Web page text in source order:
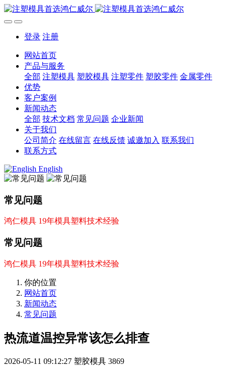
登录 注册
网站首页
产品与服务
全部 注塑模具 塑胶模具 注塑零件 塑胶零件 金属零件
优势
客户案例
新闻动态
全部 技术文档 常见问题 企业新闻
关于我们
公司简介 在线留言 在线反馈 诚邀加入 联系我们
联系方式
English
常见问题
鸿仁模具 19年模具塑料技术经验
常见问题
鸿仁模具 19年模具塑料技术经验
你的位置
网站首页
新闻动态
常见问题
热流道温控异常该怎么排查
2026-05-11 09:12:27 塑胶模具 3869